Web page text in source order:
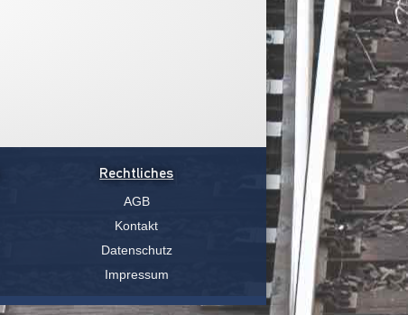
Rechtliches
AGB
Kontakt
Datenschutz
Impressum